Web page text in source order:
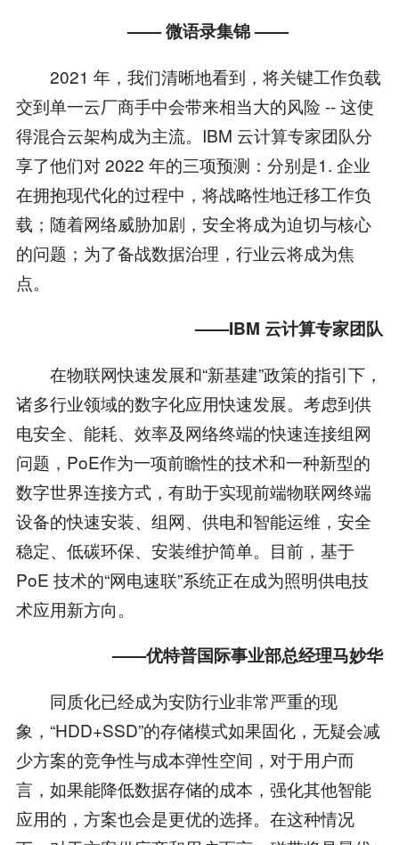
—— 微语录集锦 ——
2021 年，我们清晰地看到，将关键工作负载
交到单一云厂商手中会带来相当大的风险 -- ⁠这使
得混合云架构成为主流。IBM 云计算专家团队分
享了他们对 2022 年的三项预测：分别是1. 企业
在拥抱现代化的过程中，将战略性地迁移工作负
载；随着网络威胁加剧，安全将成为迫切与核心
的问题；为了备战数据治理，行业云将成为焦
点。
——IBM 云计算专家团队
在物联网快速发展和“新基建”政策的指引下，
诸多行业领域的数字化应用快速发展。考虑到供
电安全、能耗、效率及网络终端的快速连接组网
问题，PoE作为一项前瞻性的技术和一种新型的
数字世界连接方式，有助于实现前端物联网终端
设备的快速安装、组网、供电和智能运维，安全
稳定、低碳环保、安装维护简单。目前，基于
PoE 技术的“网电速联”系统正在成为照明供电技
术应用新方向。
——优特普国际事业部总经理马妙华
同质化已经成为安防行业非常严重的现
象，“HDD+SSD”的存储模式如果固化，无疑会减
少方案的竞争性与成本弹性空间，对于用户而
言，如果能降低数据存储的成本，强化其他智能
应用的，方案也会是更优的选择。在这种情况